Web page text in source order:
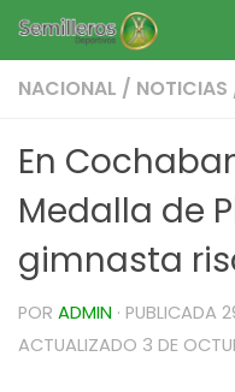
Saltar al contenido
NACIONAL / NOTICIAS
En
Medalla de
gimnasta
POR ADMIN · PUBLICADA
ACTUALIZADO 3 DE